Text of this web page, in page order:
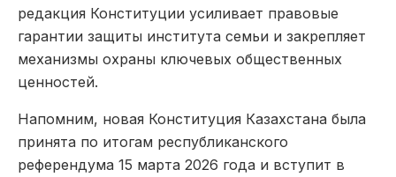
редакция Конституции усиливает правовые
гарантии защиты института семьи и закрепляет
механизмы охраны ключевых общественных
ценностей.
Напомним, новая Конституция Казахстана была
принята по итогам республиканского
референдума 15 марта 2026 года и вступит в